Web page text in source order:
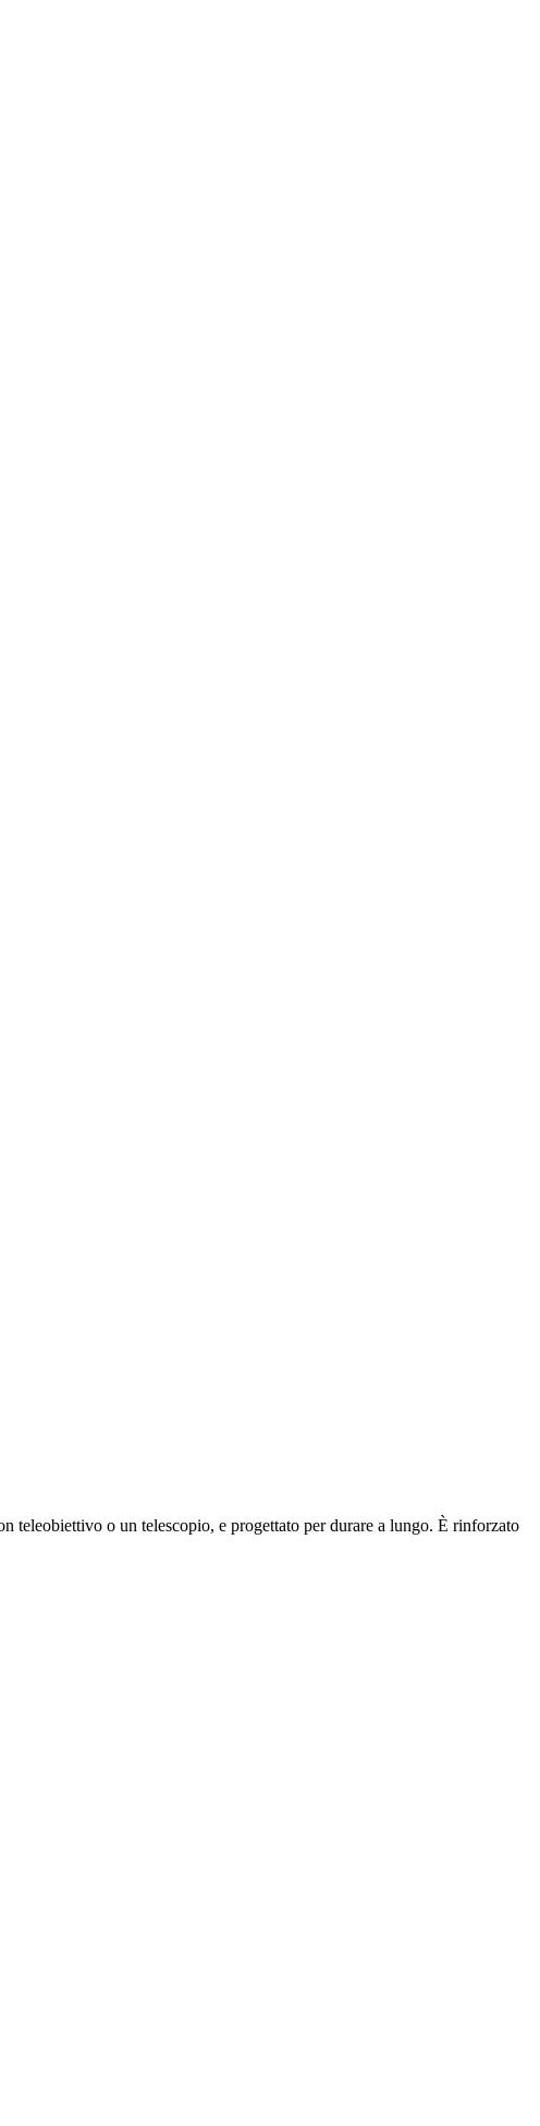
teleobiettivo o un telescopio, e progettato per durare a lungo. È rinforzato